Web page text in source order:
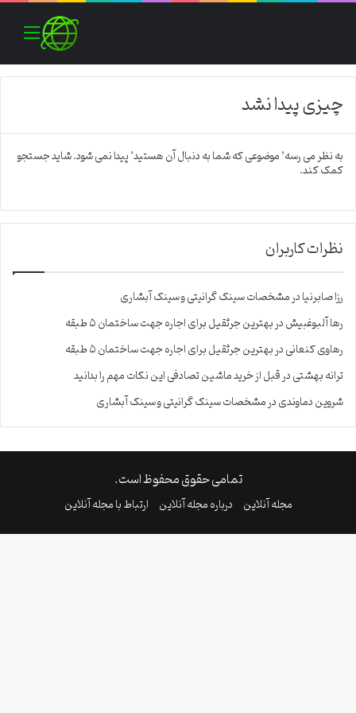
چیزی پیدا نشد
به نظر می رسه’ موضوعی که شما به دنبال آن هستید’ پیدا نمی شود. شاید جستجو
کمک کند.
نظرات کاربران
رزا صابرنیادرمشخصات سینک گرانیتی و سینک آبشاری
رها آلبوغبیشدربهترین جرثقیل برای اجاره جهت ساختمان ۵ طبقه
رهاوی کنعانیدربهترین جرثقیل برای اجاره جهت ساختمان ۵ طبقه
ترانه بهشتیدرقبل از خرید ماشین تصادفی این نکات مهم را بدانید
شروین دماوندیدرمشخصات سینک گرانیتی و سینک آبشاری
تمامی حقوق محفوظ است.
مجله آنلاین درباره مجله آنلاین ارتباط با مجله آنلاین